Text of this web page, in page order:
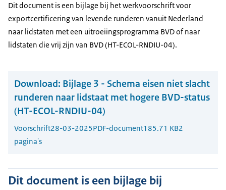
Dit document is een bijlage bij het werkvoorschrift voor
exportcertificering van levende runderen vanuit Nederland
naar lidstaten met een uitroeiingsprogramma BVD of naar
lidstaten die vrij zijn van BVD (HT-ECOL-RNDIU-04).
Download: Bijlage 3 - Schema eisen niet slacht
runderen naar lidstaat met hogere BVD-status
(HT-ECOL-RNDIU-04)
Voorschrift28-03-2025PDF-document185.71 KB2
pagina's
Dit document is een bijlage bij